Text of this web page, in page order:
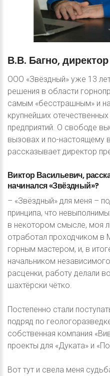
В.В. Багно,директор
ООО «Звёздный» уже 13
решения в области
самым «бесстрашным» и
крупнейших
предприятий. О свободе
вызовах и по-настоящему
рассказывает директор
Виктор Васильевич,
начинался«Звёздный»?
– «Звёздный» для меня –
принципа, что
в некотором смысле, моя
отработал проходчиком в
горным мастером, и, в
начальником
расценки, работу делали
шахтёрски чётко.
Постепенно стали
подряд по
собственная компания
проекты для «Дуката» и
Вот тут и свела меня